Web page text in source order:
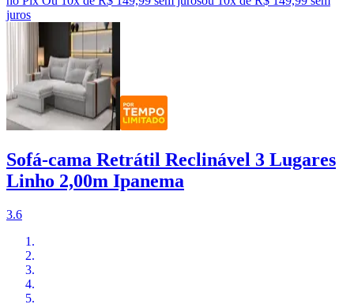
juros
Sofá-cama Retrátil Reclinável 3 Lugares
Linho 2,00m Ipanema
3.6